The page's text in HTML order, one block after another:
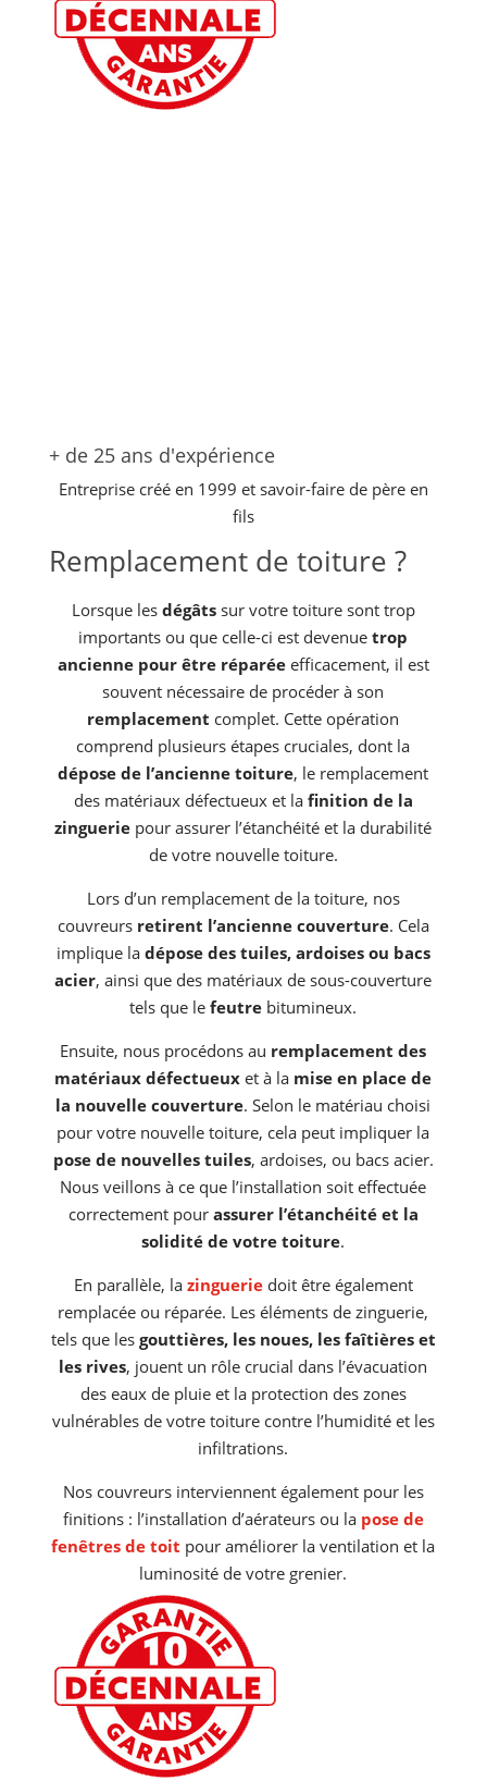
+ de 25 ans d'expérience
Entreprise créé en 1999 et savoir-faire de père en
fils
Remplacement de toiture ?
Lorsque les dégâtssur votre toiture sont trop
importants ou que celle-ci est devenuetrop
ancienne pour être réparéeefficacement, il est
souvent nécessaire de procéder à son
remplacement complet. Cette opération
comprend plusieurs étapes cruciales, dont la
dépose de l’ancienne toiture, le remplacement
des matériaux défectueux et la finition de la
zinguerie pour assurer l’étanchéité et la durabilité
de votre nouvelle toiture.
Lors d’un remplacement de la toiture, nos
couvreurs retirent l’ancienne couverture. Cela
implique la dépose des tuiles, ardoises ou bacs
acier, ainsi que des matériaux de sous-couverture
tels que lefeutre bitumineux.
Ensuite, nous procédons au remplacement des
matériaux défectueux et à la mise en place de
la nouvelle couverture. Selon le matériau choisi
pour votre nouvelle toiture, cela peut impliquer la
pose de nouvelles tuiles, ardoises, ou bacs acier.
Nous veillons à ce que l’installation soit effectuée
correctement pour assurer l’étanchéité et la
solidité de votre toiture.
En parallèle, la zinguerie doit être également
remplacée ou réparée. Les éléments de zinguerie,
tels que les gouttières, les noues, les faîtières et
les rives, jouent un rôle crucial dans l’évacuation
des eaux de pluie et la protection des zones
vulnérables de votre toiture contre l’humidité et les
infiltrations.
Nos couvreurs interviennent également pour les
finitions : l’installation d’aérateurs ou la pose de
fenêtres de toit pour améliorer la ventilation et la
luminosité de votre grenier.